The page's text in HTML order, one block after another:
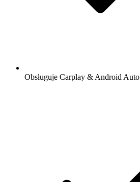
Obsługuje Carplay & Android Auto